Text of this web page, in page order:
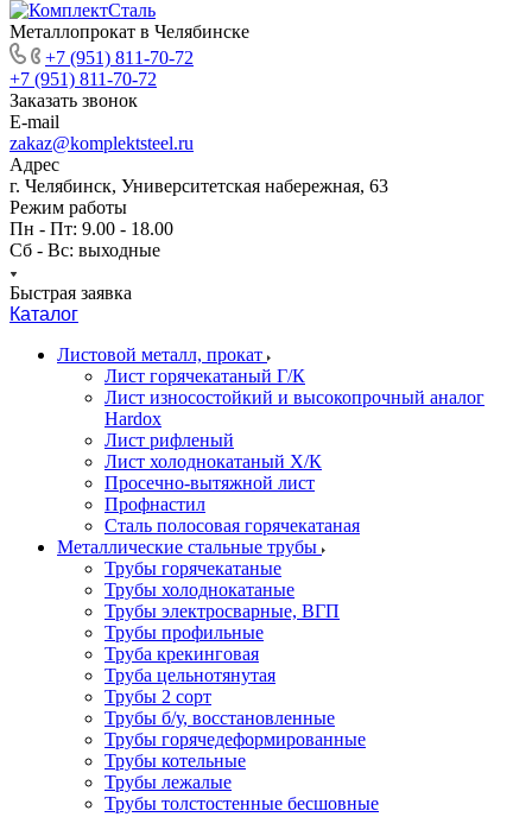
Металлопрокат в Челябинске
+7 (951) 811-70-72
+7 (951) 811-70-72
Заказать звонок
E-mail
zakaz@komplektsteel.ru
Адрес
г. Челябинск, Университетская набережная, 63
Режим работы
Пн - Пт: 9.00 - 18.00
Сб - Вс: выходные
Быстрая заявка
Каталог
Листовой металл, прокат
Лист горячекатаный Г/К
Лист износостойкий и высокопрочный аналог
Hardox
Лист рифленый
Лист холоднокатаный Х/К
Просечно-вытяжной лист
Профнастил
Сталь полосовая горячекатаная
Металлические стальные трубы
Трубы горячекатаные
Трубы холоднокатаные
Трубы электросварные, ВГП
Трубы профильные
Труба крекинговая
Труба цельнотянутая
Трубы 2 сорт
Трубы б/у, восстановленные
Трубы горячедеформированные
Трубы котельные
Трубы лежалые
Трубы толстостенные бесшовные